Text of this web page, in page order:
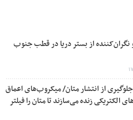
از بستر دریا در قطب جنوب
جلوگیری از انتشار متان/ میکروب‌های اعماق
الکتریکی زنده می‌سازند تا متان را فیلتر